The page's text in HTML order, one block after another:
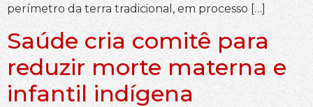
perímetro da terra tradicional, em processo […]
Saúde cria comitê para
reduzir morte materna e
infantil indígena